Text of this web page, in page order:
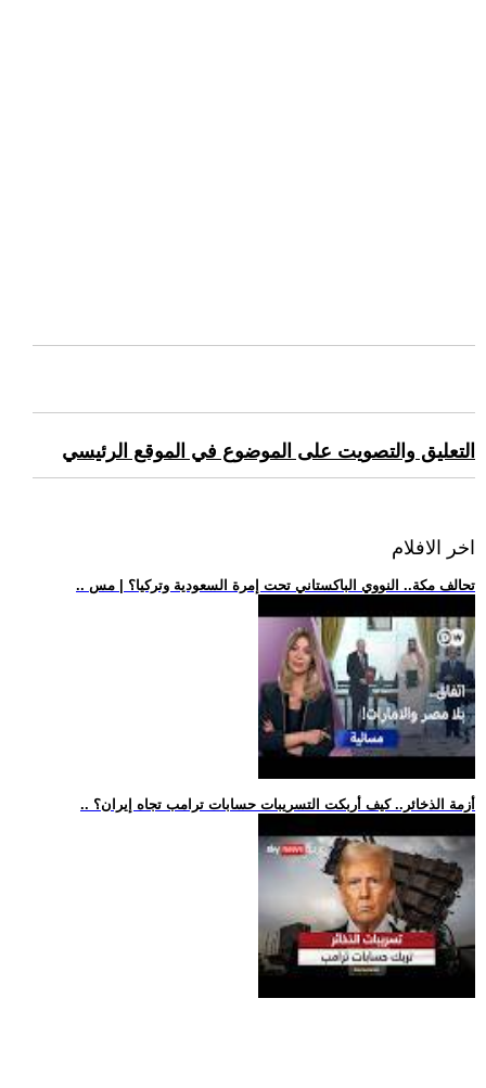
التعليق والتصويت على الموضوع في الموقع الرئيسي
اخر الافلام
.. تحالف مكة.. النووي الباكستاني تحت إمرة السعودية وتركيا؟ | مس
.. أزمة الذخائر.. كيف أربكت التسريبات حسابات ترامب تجاه إيران؟